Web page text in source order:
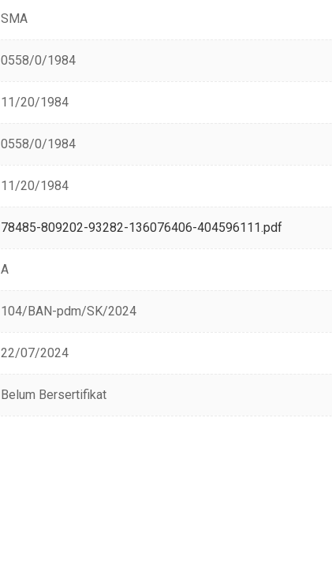
SMA
0558/0/1984
11/20/1984
0558/0/1984
11/20/1984
78485-809202-93282-136076406-404596111.pdf
A
104/BAN-pdm/SK/2024
22/07/2024
Belum Bersertifikat